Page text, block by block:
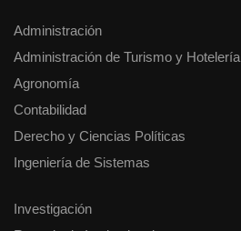
Administración
Administración de Turismo y Hotelería
Agronomía
Contabilidad
Derecho y Ciencias Políticas
Ingeniería de Sistemas
Investigación